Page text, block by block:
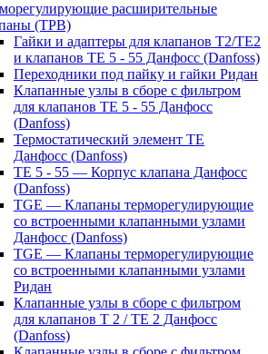
расширительные
(ТРВ)
Гайки и адаптеры для клапанов T2/TE2
и клапанов TE 5 - 55 Данфосс (Danfoss)
Переходники под пайку и гайки Ридан
Клапанные узлы в сборе с фильтром
для клапанов TE 5 - 55 Данфосс
(Danfoss)
Термостатический элемент TE
Данфосс (Danfoss)
TE 5 - 55 — Корпус клапана Данфосс
(Danfoss)
TGE — Клапаны терморегулирующие
со встроенными клапанными узлами
Данфосс (Danfoss)
TGE — Клапаны терморегулирующие
со встроенными клапанными узлами
Ридан
Клапанные узлы в сборе с фильтром
для клапанов T 2 / TE 2 Данфосс
(Danfoss)